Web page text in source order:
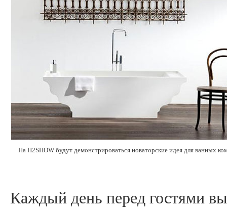
На H2SHOW будут демонстрироваться новаторские идея для ванных
Каждый день перед гостями